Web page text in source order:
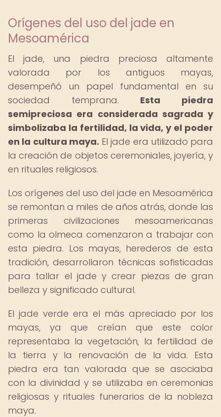
Orígenes del uso del jade en
Mesoamérica
El jade, una piedra preciosa altamente
valorada por los antiguos mayas,
desempeñó un papel fundamental en su
sociedad temprana. Esta piedra
semipreciosa era considerada sagrada y
simbolizaba la fertilidad, la vida, y el poder
en la cultura maya. El jade era utilizado para
la creación de objetos ceremoniales, joyería, y
en rituales religiosos.
Los orígenes del uso del jade en Mesoamérica
se remontan a miles de años atrás, donde las
primeras civilizaciones mesoamericanas
como la olmeca comenzaron a trabajar con
esta piedra. Los mayas, herederos de esta
tradición, desarrollaron técnicas sofisticadas
para tallar el jade y crear piezas de gran
belleza y significado cultural.
El jade verde era el más apreciado por los
mayas, ya que creían que este color
representaba la vegetación, la fertilidad de
la tierra y la renovación de la vida. Esta
piedra era tan valorada que se asociaba
con la divinidad y se utilizaba en ceremonias
religiosas y rituales funerarios de la nobleza
maya.